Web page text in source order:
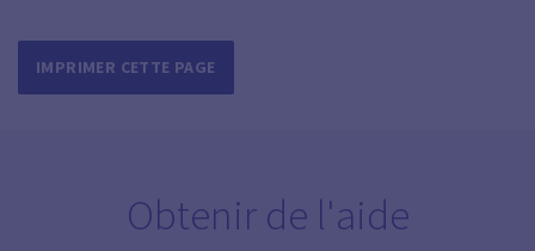
IMPRIMER CETTE PAGE
Obtenir de l'aide